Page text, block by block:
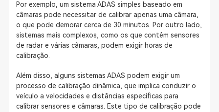
Por exemplo, um sistema ADAS simples baseado em
câmaras pode necessitar de calibrar apenas uma câmara,
o que pode demorar cerca de 30 minutos. Por outro lado,
sistemas mais complexos, como os que contêm sensores
de radar e várias câmaras, podem exigir horas de
calibração.
Além disso, alguns sistemas ADAS podem exigir um
processo de calibração dinâmica, que implica conduzir o
veículo a velocidades e distâncias específicas para
calibrar sensores e câmaras. Este tipo de calibração pode